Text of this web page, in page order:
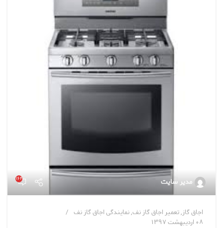
مدیر سایت ۱۶۴
اجاق گاز,تعمیر اجاق گاز نف,نمایندگی اجاق گاز نف
۰۸ اردیبهشت ۱۳۹۷